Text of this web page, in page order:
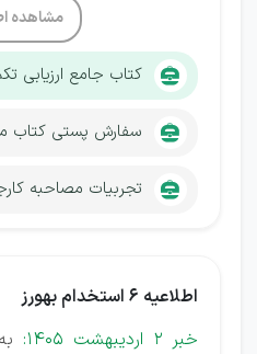
مشاهده
کتاب جامع ارزیابی
سفارش پستی کتاب
تجربیات مصاحبه
اطلاعیه 6 استخدام بهورز
خبر 2 اردیبهشت 1405: